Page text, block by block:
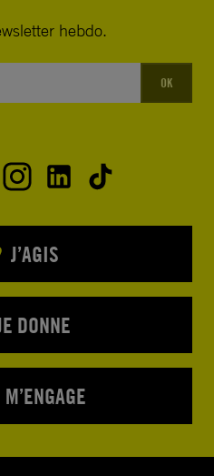
hebdo.
OK
J’AGIS
DONNE